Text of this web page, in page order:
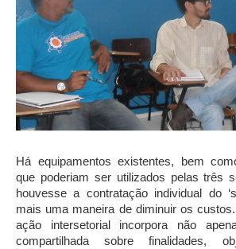
Há equipamentos existentes, bem
que poderiam ser utilizados pelas três
houvesse a contratação individual do
mais uma maneira de diminuir os
ação intersetorial incorpora não
compartilhada sobre finalidades,